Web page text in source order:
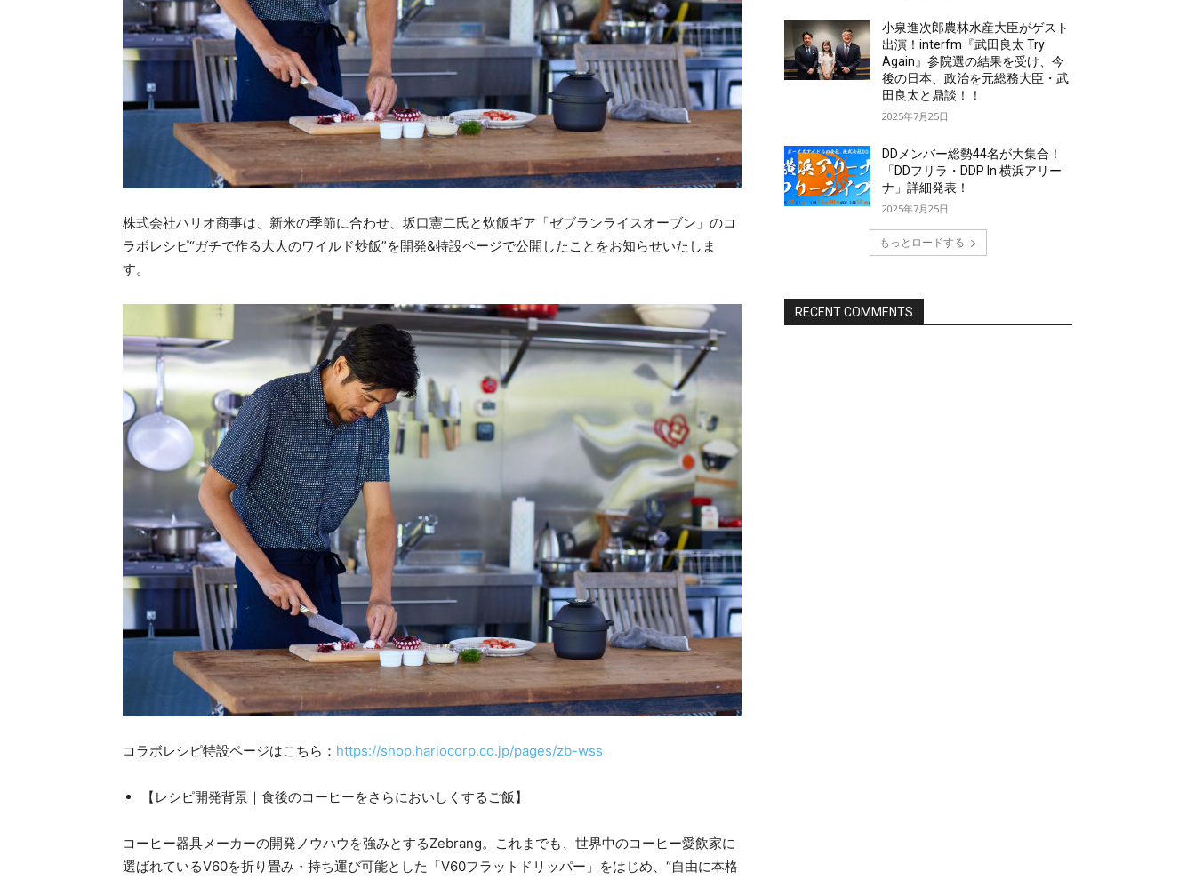
株式会社ハリオ商事は、新米の季節に合わせ、坂口憲二氏と炊飯ギア「ゼブランライスオーブン」のコ
ラボレシピ“ガチで作る大人のワイルド炒飯”を開発&特設ページで公開したことをお知らせいたしま
す。
コラボレシピ特設ページはこちら： https://shop.hariocorp.co.jp/pages/zb-wss
【レシピ開発背景｜食後のコーヒーをさらにおいしくするご飯】
コーヒー器具メーカーの開発ノウハウを強みとするZebrang。これまでも、世界中のコーヒー愛飲家に
選ばれているV60を折り畳み・持ち運び可能とした「V60フラットドリッパー」をはじめ、“自由に本格
小泉進次郎農林水産大臣がゲスト
出演！interfm『武田良太 Try
Again』参院選の結果を受け、今
後の日本、政治を元総務大臣・武
田良太と鼎談！！
2025年7月25日
DDメンバー総勢44名が大集合！
「DDフリラ・DDP In 横浜アリー
ナ」詳細発表！
2025年7月25日
もっとロードする
RECENT COMMENTS